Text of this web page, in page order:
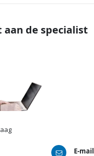
aan de specialist
E-mail